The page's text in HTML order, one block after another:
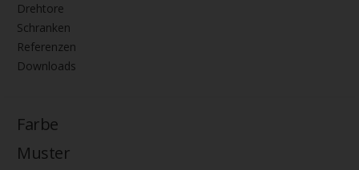
Drehtore
Schranken
Referenzen
Downloads
Farbe
Muster